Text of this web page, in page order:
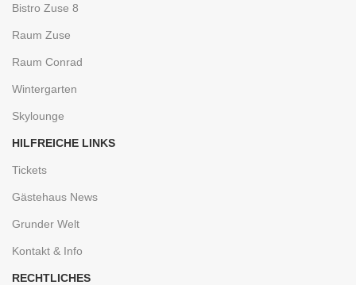
Bistro Zuse 8
Raum Zuse
Raum Conrad
Wintergarten
Skylounge
HILFREICHE LINKS
Tickets
Gästehaus News
Grunder Welt
Kontakt & Info
RECHTLICHES